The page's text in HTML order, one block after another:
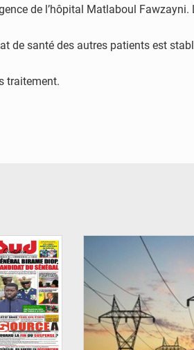
de l’hôpital Matlaboul
de santé des autres patients est
traitement.